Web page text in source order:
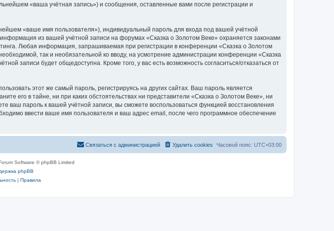
«ваша учётная запись») и сообщения, оставленные вами после регистрации и
«ваше имя пользователя»), индивидуальный пароль для входа под вашей учётной
из вашей учётной записи на форумах «Сказка о Золотом Веке» охраняется законами
Любая информация, запрашиваемая при регистрации в конференции «Сказка о Золотом
так и необязательной ко вводу, на усмотрение администрации конференции «Сказка
записи будет общедоступна. Кроме того, у вас есть возможность согласиться/отказаться от
этот же самый пароль, регистрируясь на других сайтах. Ваш пароль является
его в тайне, ни при каких обстоятельствах ни представители «Сказка о Золотом Веке», ни
ваш пароль к вашей учётной записи, вы сможете воспользоваться функцией восстановления
ввести ваше имя пользователя и ваш адрес email, после чего программное обеспечение
Часовой пояс: UTC+03:00
Удалить cookies
Связаться с администрацией
Software © phpBB Limited
phpBB
| Правила